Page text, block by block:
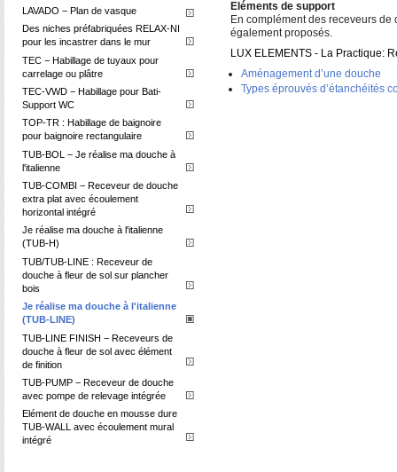
LAVADO − Plan de vasque
Des niches préfabriquées RELAX-NI
pour les incastrer dans le mur
TEC − Habillage de tuyaux pour
carrelage ou plâtre
TEC-VWD − Habillage pour Bati-
Support WC
TOP-TR : Habillage de baignoire
pour baignoire rectangulaire
TUB-BOL − Je réalise ma douche à
l'italienne
TUB-COMBI − Receveur de douche
extra plat avec écoulement
horizontal intégré
Je réalise ma douche à l'italienne
(TUB-H)
TUB/TUB-LINE : Receveur de
douche à fleur de sol sur plancher
bois
Je réalise ma douche à l'italienne
(TUB-LINE)
TUB-LINE FINISH − Receveurs de
douche à fleur de sol avec élément
de finition
TUB-PUMP − Receveur de douche
avec pompe de relevage intégrée
Elément de douche en mousse dure
TUB-WALL avec écoulement mural
intégré
Eléments de support
En complément des receveurs
également proposés.
LUX ELEMENTS - La Practique:
Aménagement d’une douche
Types éprouvés d’étanchéités